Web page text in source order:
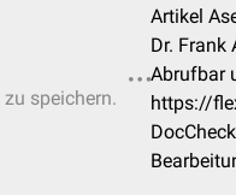
speichern.
Artikel
Dr. Frank
Abrufbar
https://